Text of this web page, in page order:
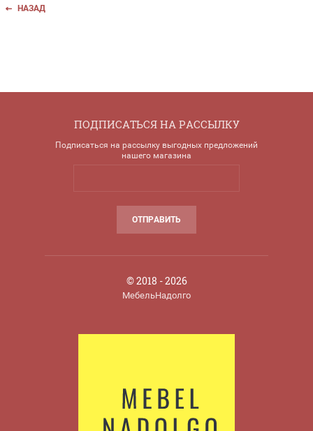
НАЗАД
ПОДПИСАТЬСЯ НА РАССЫЛКУ
Подписаться на рассылку выгодных предложений
нашего магазина
ОТПРАВИТЬ
© 2018 - 2026
МебельНадолго